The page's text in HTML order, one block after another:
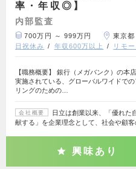
率・年収◎】
内部監査
700万円 ～ 999万円 東京都
日祝休み
年収600万以上 リモ
【職務概要】 銀行（メガバンク）の本
実施されている、グローバルワイドで
リングのための…
会社概要
日立は創業以来、「優れた
献する」を企業理念として、社会や顧
興味あり